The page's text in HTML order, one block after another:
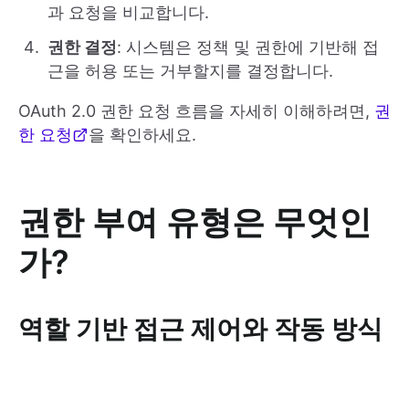
과 요청을 비교합니다.
권한 결정: 시스템은 정책 및 권한에 기반해 접
근을 허용 또는 거부할지를 결정합니다.
OAuth 2.0 권한 요청 흐름을 자세히 이해하려면, 권
한 요청
을 확인하세요.
권한 부여 유형은 무엇인
가?
역할 기반 접근 제어와 작동 방식